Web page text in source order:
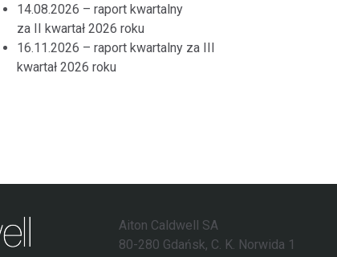
14.08.2026 – raport kwartalny
za II kwartał 2026 roku
16.11.2026 – raport kwartalny za III
kwartał 2026 roku
Aiton Caldwell SA
80-280 Gdańsk, C. K. Norwida 1